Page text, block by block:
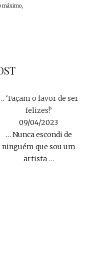
máximo,
‘Façam o favor de ser
felizes!’
09/04/2023
… Nunca escondi de
ninguém que sou um
artista…